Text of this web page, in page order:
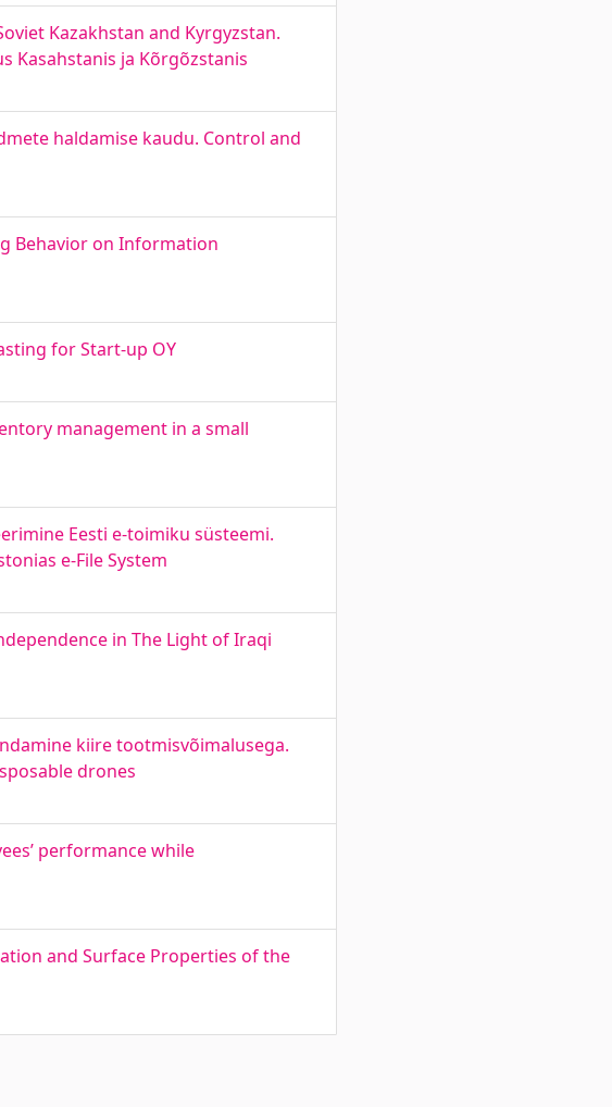
Kazakhstan and Kyrgyzstan.
Kasahstanis ja Kõrgõzstanis
haldamise kaudu. Control and
Behavior on Information
for Start-up OY
management in a small
Eesti e-toimiku süsteemi.
e-File System
in The Light of Iraqi
kiire tootmisvõimalusega.
drones
performance while
and Surface Properties of the